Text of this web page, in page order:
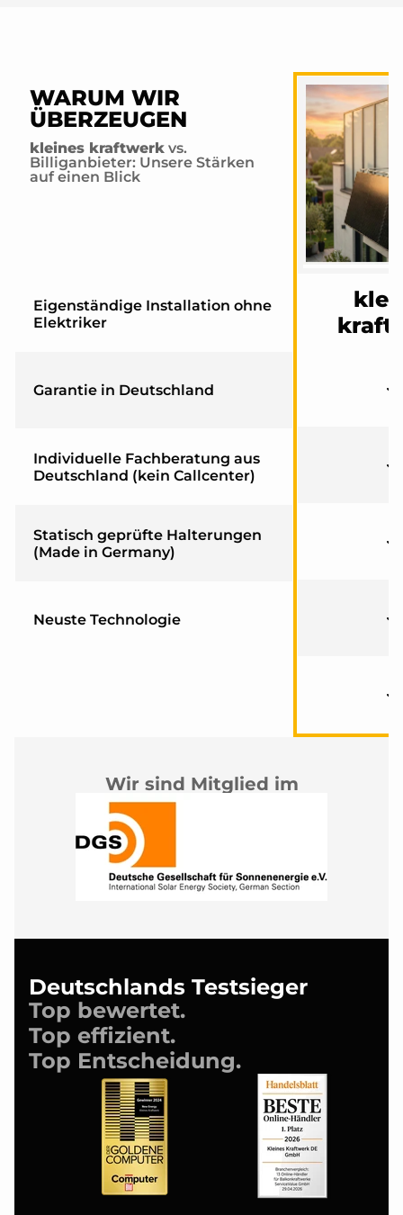
WARUM WIR
ÜBERZEUGEN
kleines kraftwerk vs.
Billiganbieter: Unsere Stärken
auf einen Blick
Eigenständige Installation ohne
Elektriker
Garantie in Deutschland
Individuelle Fachberatung aus
Deutschland (kein Callcenter)
Statisch geprüfte Halterungen
(Made in Germany)
Neuste Technologie
Wir sind Mitglied im
Deutschlands Testsieger
Top bewertet.
Top effizient.
Top Entscheidung.